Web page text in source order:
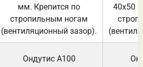
мм. Крепится по
стропильным ногам
(вентиляционный зазор).
40х50
Ондутис А100